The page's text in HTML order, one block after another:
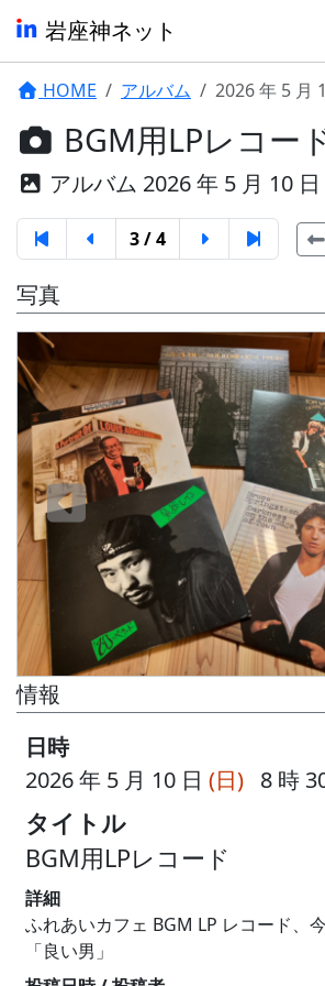
岩座神ネット
HOME アルバム 2026 年 5 月
BGM用LPレコー
アルバム 2026 年 5 月 10 日
3 / 4
写真
情報
日時
2026 年 5 月 10 日 (日) 8 時
タイトル
BGM用LPレコード
詳細
ふれあいカフェ BGM LP レコード、
「良い男」